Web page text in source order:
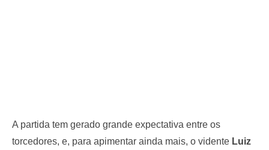
A partida tem gerado grande expectativa entre os
torcedores, e, para apimentar ainda mais, o vidente Luiz